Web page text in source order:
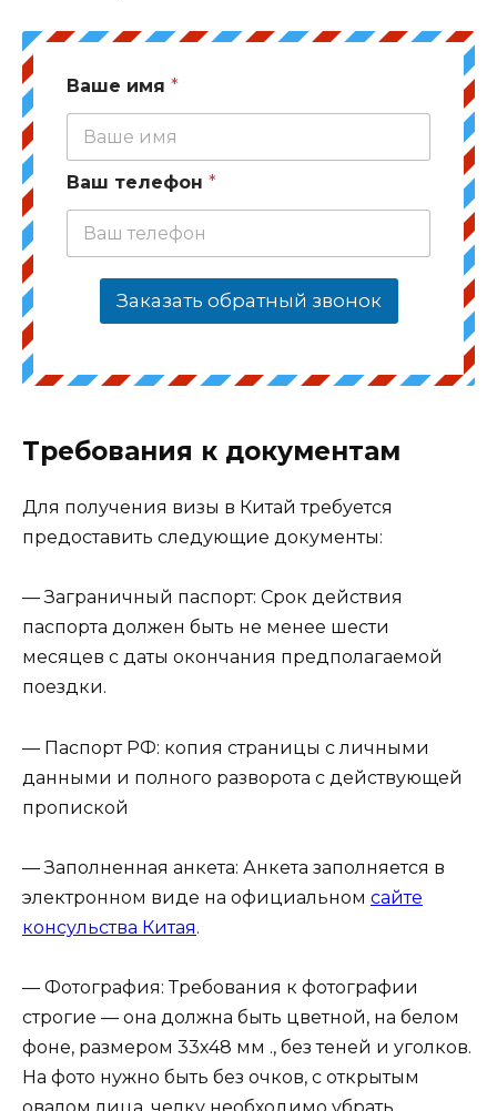
Ваше имя *
Ваш телефон *
Заказать обратный звонок
Требования к документам
Для получения визы в Китай требуется
предоставить следующие документы:
— Заграничный паспорт: Срок действия
паспорта должен быть не менее шести
месяцев с даты окончания предполагаемой
поездки.
— Паспорт РФ: копия страницы с личными
данными и полного разворота с действующей
пропиской
— Заполненная анкета: Анкета заполняется в
электронном виде на официальном сайте
консульства Китая.
— Фотография: Требования к фотографии
строгие — она должна быть цветной, на белом
фоне, размером 33х48 мм ., без теней и уголков.
На фото нужно быть без очков, с открытым